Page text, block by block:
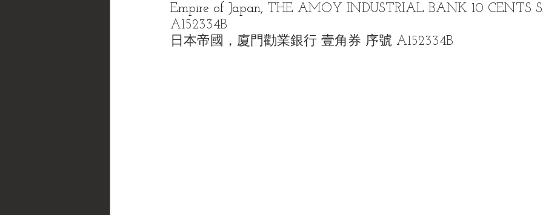
Empire of Japan, THE AMOY INDUSTRIAL BANK 10 CENTS
A152334B
日本帝國，廈門勸業銀行 壹角券 序號 A152334B